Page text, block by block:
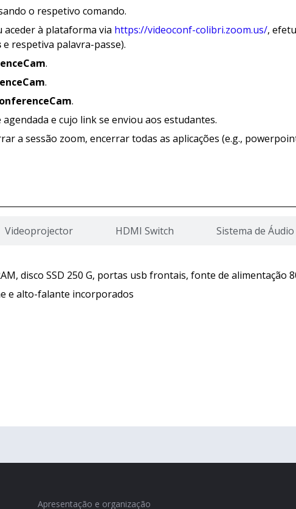
o respetivo comando.
aceder à plataforma via https://videoconf-colibri.zoom.us/,
e respetiva palavra-passe).
.
.
.
e cujo link se enviou aos estudantes.
a sessão zoom, encerrar todas as aplicações (e.g.,
Videoprojector HDMI Switch Sistema de Áudio
disco SSD 250 G, portas usb frontais, fonte de alimentação
e alto-falante incorporados
Apresentação e organização